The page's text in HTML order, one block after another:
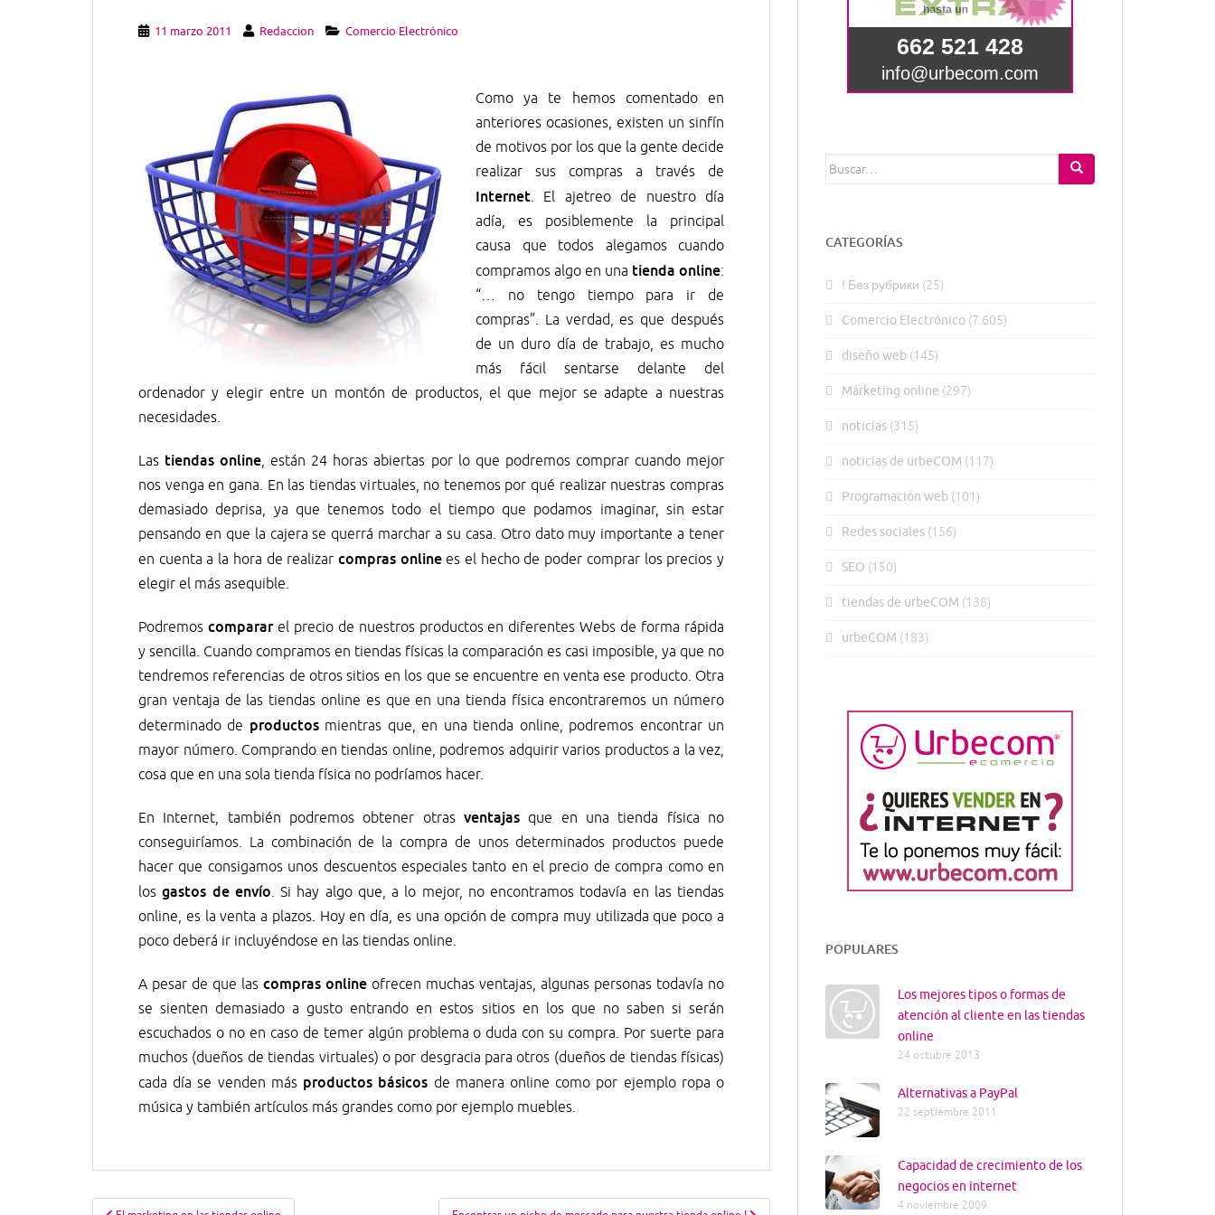
11 marzo 2011 Redaccion Comercio Electrónico
Como ya te hemos comentado en
anteriores ocasiones, existen un sinfín
de motivos por los que la gente decide
realizar sus compras a través de
Internet. El ajetreo de nuestro día
adía, es posiblemente la principal
causa que todos alegamos cuando
compramos algo en una tienda online:
“… no tengo tiempo para ir de
compras”. La verdad, es que después
de un duro día de trabajo, es mucho
más fácil sentarse delante del
ordenador y elegir entre un montón de productos, el que mejor se adapte a nuestras
necesidades.
Las tiendas online, están 24 horas abiertas por lo que podremos comprar cuando mejor
nos venga en gana. En las tiendas virtuales, no tenemos por qué realizar nuestras compras
demasiado deprisa, ya que tenemos todo el tiempo que podamos imaginar, sin estar
pensando en que la cajera se querrá marchar a su casa. Otro dato muy importante a tener
en cuenta a la hora de realizar compras onlinees el hecho de poder comprar los precios y
elegir el más asequible.
Podremos compararel precio de nuestros productos en diferentes Webs de forma rápida
y sencilla. Cuando compramos en tiendas físicas la comparación es casi imposible, ya que no
tendremos referencias de otros sitios en los que se encuentre en venta ese producto. Otra
gran ventaja de las tiendas online es que en una tienda física encontraremos un número
determinado de productosmientras que, en una tienda online, podremos encontrar un
mayor número. Comprando en tiendas online, podremos adquirir varios productos a la vez,
cosa que en una sola tienda física no podríamos hacer.
En Internet, también podremos obtener otras ventajas que en una tienda física no
conseguiríamos. La combinación de la compra de unos determinados productos puede
hacer que consigamos unos descuentos especiales tanto en el precio de compra como en
losgastos de envío. Si hay algo que, a lo mejor, no encontramos todavía en las tiendas
online, es la venta a plazos. Hoy en día, es una opción de compra muy utilizada que poco a
poco deberá ir incluyéndose en las tiendas online.
A pesar de que las compras online ofrecen muchas ventajas, algunas personas todavía no
se sienten demasiado a gusto entrando en estos sitios en los que no saben si serán
escuchados o no en caso de temer algún problema o duda con su compra. Por suerte para
muchos (dueños de tiendas virtuales) o por desgracia para otros (dueños de tiendas físicas)
cada día se venden más productos básicos de manera online como por ejemplo ropa o
música y también artículos más grandes como por ejemplo muebles.
Buscar:
CATEGORÍAS
! Без рубрики (25)
Comercio Electrónico (7.605)
diseño web (145)
Márketing online (297)
noticias (315)
noticias de urbeCOM (117)
Programación web (101)
Redes sociales (156)
SEO (150)
tiendas de urbeCOM (138)
urbeCOM (183)
POPULARES
Los mejores tipos o formas de
atención al cliente en las tiendas
online
24 octubre 2013
Alternativas a PayPal
22 septiembre 2011
Capacidad de crecimiento de los
negocios en internet
4 noviembre 2009